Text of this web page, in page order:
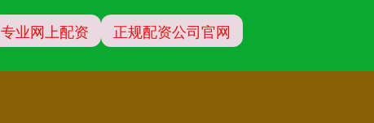
专业网上配资 正规配资公司官网